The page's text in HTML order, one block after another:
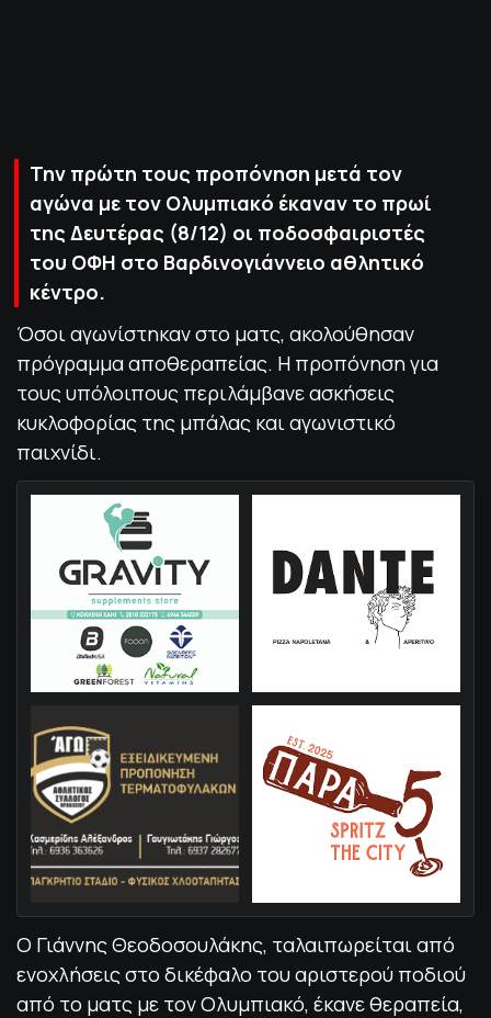
Την πρώτη τους προπόνηση μετά τον
αγώνα με τον Ολυμπιακό έκαναν το πρωί
της Δευτέρας (8/12) οι ποδοσφαιριστές
του ΟΦΗ στο Βαρδινογιάννειο αθλητικό
κέντρο.
Όσοι αγωνίστηκαν στο ματς, ακολούθησαν
πρόγραμμα αποθεραπείας. Η προπόνηση για
τους υπόλοιπους περιλάμβανε ασκήσεις
κυκλοφορίας της μπάλας και αγωνιστικό
παιχνίδι.
Ο Γιάννης Θεοδοσουλάκης, ταλαιπωρείται από
ενοχλήσεις στο δικέφαλο του αριστερού ποδιού
από το ματς με τον Ολυμπιακό, έκανε θεραπεία,